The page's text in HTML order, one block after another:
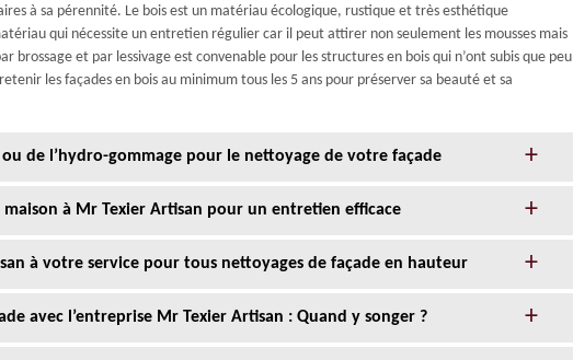
à sa pérennité. Le bois est un matériau écologique, rustique et très esthétique
qui nécessite un entretien régulier car il peut attirer non seulement les mousses mais
brossage et par lessivage est convenable pour les structures en bois qui n’ont subis que peu
les façades en bois au minimum tous les 5 ans pour préserver sa beauté et sa
de l’hydro-gommage pour le nettoyage de votre façade
à Mr Texier Artisan pour un entretien efficace
à votre service pour tous nettoyages de façade en hauteur
avec l’entreprise Mr Texier Artisan : Quand y songer ?